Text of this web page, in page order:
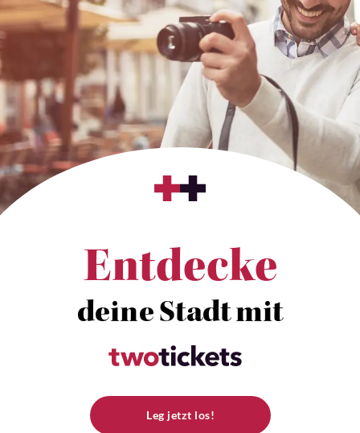
Entdecke
deine Stadt mit
Leg jetzt los!